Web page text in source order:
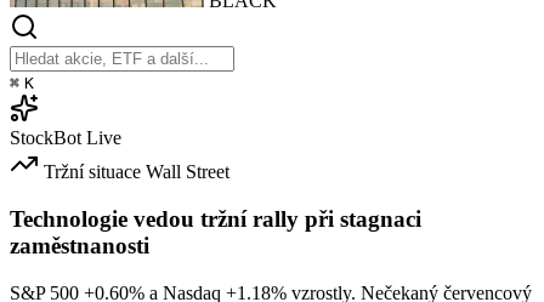
⌘ K
StockBot Live
Tržní situace Wall Street
Technologie vedou tržní rally při stagnaci
zaměstnanosti
S&P 500 +0.60% a Nasdaq +1.18% vzrostly. Nečekaný červencový